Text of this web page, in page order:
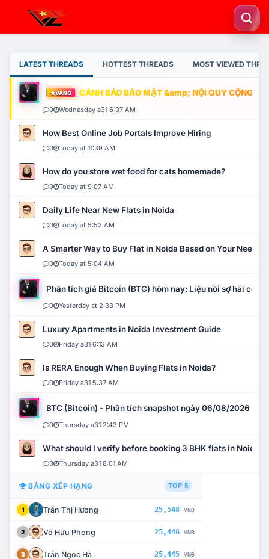
LATEST THREADS HOTTEST THREADS MOST VIEWED
VÀNG CẢNH BÁO BẢO MẬT &amp; NỘI QUY CỘNG
0 Wednesday a31 6:07 AM
How Best Online Job Portals Improve Hiring
0 Today at 11:39 AM
How do you store wet food for cats homemade?
0 Today at 9:07 AM
Daily Life Near New Flats in Noida
0 Today at 5:52 AM
A Smarter Way to Buy Flat in Noida Based on Your Needs
0 Today at 5:04 AM
Phân tích giá Bitcoin (BTC) hôm nay: Liệu nỗi sợ hãi có
0 Yesterday at 2:33 PM
Luxury Apartments in Noida Investment Guide
0 Friday a31 6:13 AM
Is RERA Enough When Buying Flats in Noida?
0 Friday a31 5:37 AM
BTC (Bitcoin) - Phân tích snapshot ngày 06/08/2026
0 Thursday a31 2:43 PM
What should I verify before booking 3 BHK flats in Noida?
0 Thursday a31 8:01 AM
BẢNG XẾP HẠNG TOP 5
1 Trần Thị Hương 25,548 VNĐ
2 Võ Hữu Phong 25,446 VNĐ
3 Trần Ngọc Hà 25,445 VNĐ